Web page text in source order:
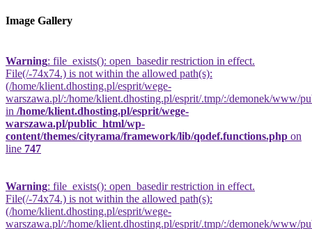
Image Gallery
Warning: file_exists(): open_basedir restriction in effect.
File(/-74x74.) is not within the allowed path(s):
(/home/klient.dhosting.pl/esprit/wege-
warszawa.pl/:/home/klient.dhosting.pl/esprit/.tmp/:/demonek/www/
in /home/klient.dhosting.pl/esprit/wege-
warszawa.pl/public_html/wp-
content/themes/cityrama/framework/lib/qodef.functions.php on
line 747
Warning: file_exists(): open_basedir restriction in effect.
File(/-74x74.) is not within the allowed path(s):
(/home/klient.dhosting.pl/esprit/wege-
warszawa.pl/:/home/klient.dhosting.pl/esprit/.tmp/:/demonek/www/